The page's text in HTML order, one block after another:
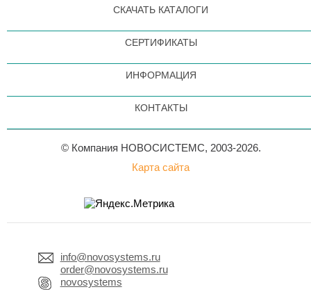
СКАЧАТЬ КАТАЛОГИ
СЕРТИФИКАТЫ
ИНФОРМАЦИЯ
КОНТАКТЫ
© Компания НОВОСИСТЕМС, 2003-2026.
Карта сайта
info@novosystems.ru
order@novosystems.ru
novosystems